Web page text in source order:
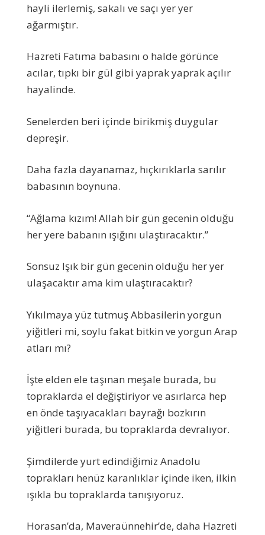
hayli ilerlemiş, sakalı ve saçı yer yer
ağarmıştır.
Hazreti Fatıma babasını o halde görünce
acılar, tıpkı bir gül gibi yaprak yaprak açılır
hayalinde.
Senelerden beri içinde birikmiş duygular
depreşir.
Daha fazla dayanamaz, hıçkırıklarla sarılır
babasının boynuna.
“Ağlama kızım! Allah bir gün gecenin olduğu
her yere babanın ışığını ulaştıracaktır.”
Sonsuz Işık bir gün gecenin olduğu her yer
ulaşacaktır ama kim ulaştıracaktır?
Yıkılmaya yüz tutmuş Abbasilerin yorgun
yiğitleri mi, soylu fakat bitkin ve yorgun Arap
atları mı?
İşte elden ele taşınan meşale burada, bu
topraklarda el değiştiriyor ve asırlarca hep
en önde taşıyacakları bayrağı bozkırın
yiğitleri burada, bu topraklarda devralıyor.
Şimdilerde yurt edindiğimiz Anadolu
toprakları henüz karanlıklar içinde iken, ilkin
ışıkla bu topraklarda tanışıyoruz.
Horasan’da, Maveraünnehir’de, daha Hazreti